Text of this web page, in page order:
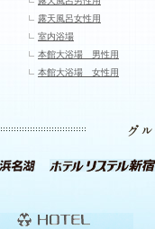
露天風呂女性用
室内浴場
本館大浴場 男性用
本館大浴場 女性用